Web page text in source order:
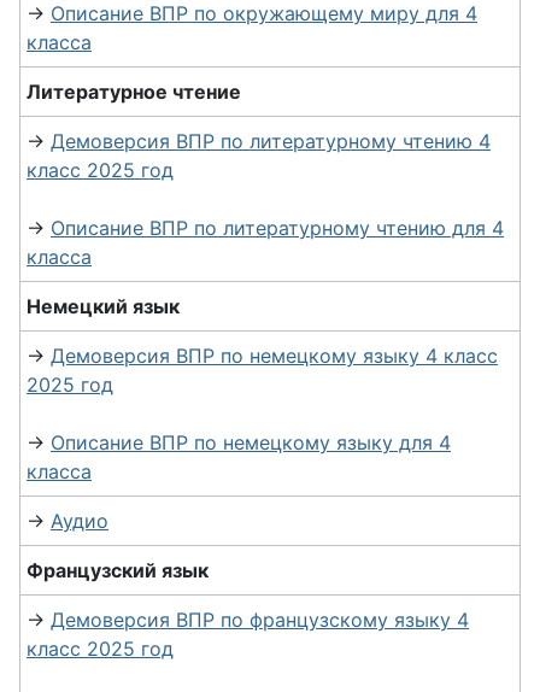
→ Описание ВПР по окружающему миру для 4
класса
Литературное чтение
→ Демоверсия ВПР по литературному чтению 4
класс 2025 год
→ Описание ВПР по литературному чтению для 4
класса
Немецкий язык
→ Демоверсия ВПР по немецкому языку 4 класс
2025 год
→ Описание ВПР по немецкому языку для 4
класса
→ Аудио
Французский язык
→ Демоверсия ВПР по французскому языку 4
класс 2025 год